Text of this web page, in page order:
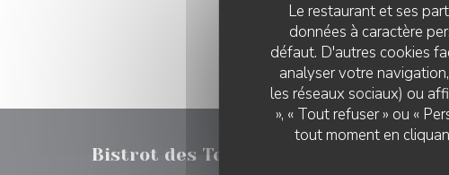
Le restaurant et ses
données à caractère
défaut. D'autres cookies
analyser votre
les réseaux sociaux) ou
», « Tout refuser » ou «
tout moment en
Bistrot des Tournelles